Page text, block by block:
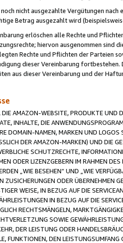
nicht ausgezahlte Vergütungen
Betrag ausgezahlt wird
erlöschen alle Rechte und
hiervon ausgenommen sind
Rechte und Pflichten der Parteien
dieser Vereinbarung
aus dieser Vereinbarung und der
DIE AMAZON-WEBSITE, PRODUKTE UND
INHALTE, DIE
DOMAIN-NAMEN, MARKEN UND
DER AMAZON-MARKEN) UND DIE
SCHUTZRECHTE,
ODER LIZENZGEBERN IM RAHMEN
„WIE BESEHEN“ UND „WIE
ZUSICHERUNGEN ODER ÜBERNEHMEN
WEISE, IN BEZUG AUF DIE
IN BEZUG AUF DIE
RECHTSMÄNGELN,
SOWIE
DER LEISTUNG ODER
FUNKTIONEN, DEN